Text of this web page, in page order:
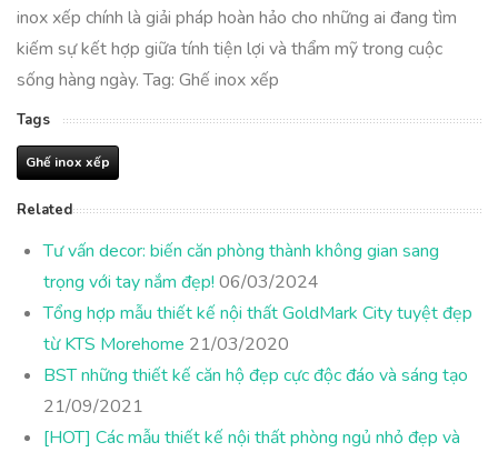
inox xếp chính là giải pháp hoàn hảo cho những ai đang tìm
kiếm sự kết hợp giữa tính tiện lợi và thẩm mỹ trong cuộc
sống hàng ngày. Tag: Ghế inox xếp
Tags
Ghế inox xếp
Related
Tư vấn decor: biến căn phòng thành không gian sang
trọng với tay nắm đẹp! 06/03/2024
Tổng hợp mẫu thiết kế nội thất GoldMark City tuyệt đẹp
từ KTS Morehome 21/03/2020
BST những thiết kế căn hộ đẹp cực độc đáo và sáng tạo
21/09/2021
[HOT] Các mẫu thiết kế nội thất phòng ngủ nhỏ đẹp và